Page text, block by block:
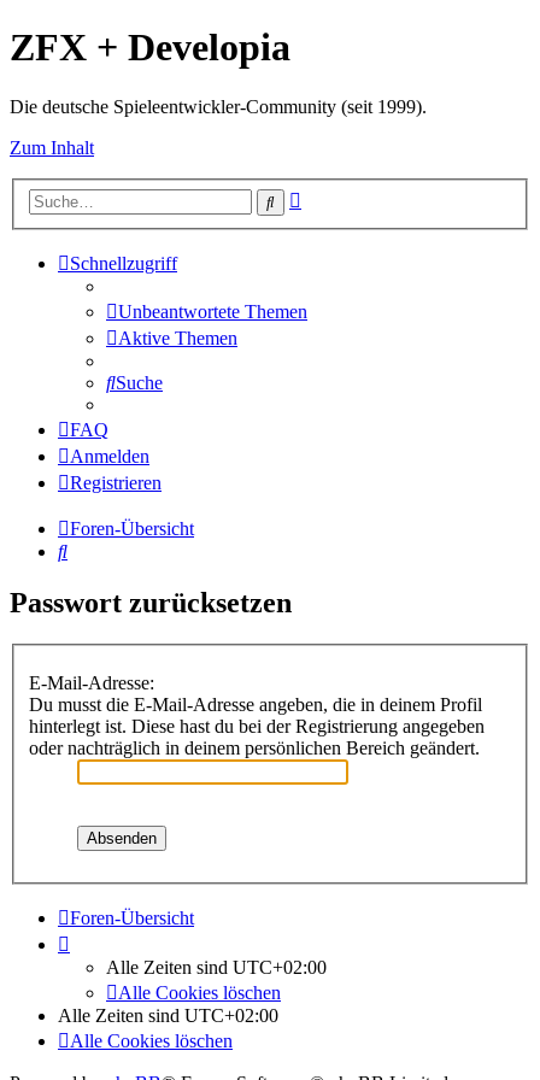
ZFX + Developia
Die deutsche Spieleentwickler-Community (seit 1999).
Zum Inhalt
Suche
Schnellzugriff
Unbeantwortete Themen
Aktive Themen
Suche
FAQ
Anmelden
Registrieren
Foren-Übersicht
Suche
Passwort zurücksetzen
E-Mail-Adresse:
Du musst die E-Mail-Adresse angeben, die in deinem Profil
hinterlegt ist. Diese hast du bei der Registrierung angegeben
oder nachträglich in deinem persönlichen Bereich geändert.
Foren-Übersicht
Alle Zeiten sind UTC+02:00
Alle Cookies löschen
Alle Zeiten sind UTC+02:00
Alle Cookies löschen